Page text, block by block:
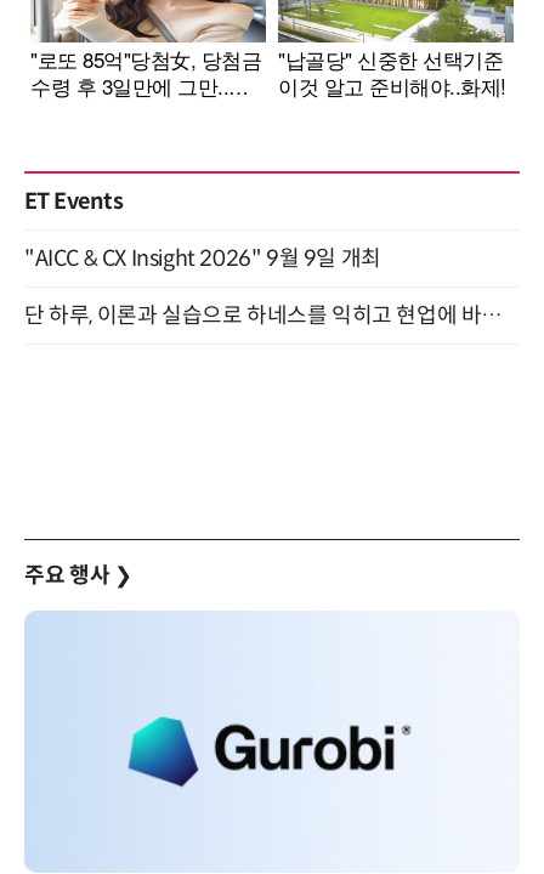
ET Events
"AICC & CX Insight 2026" 9월 9일 개최
단 하루, 이론과 실습으로 하네스를 익히고 현업에 바로 쓰는 핸즈온 워크숍 (8/20)
주요 행사 ❯